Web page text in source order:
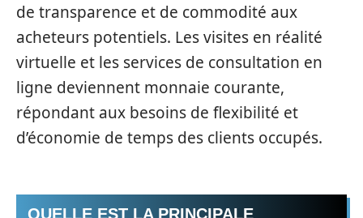
de transparence et de commodité aux
acheteurs potentiels. Les visites en réalité
virtuelle et les services de consultation en
ligne deviennent monnaie courante,
répondant aux besoins de flexibilité et
d’économie de temps des clients occupés.
QUELLE EST LA PRINCIPALE